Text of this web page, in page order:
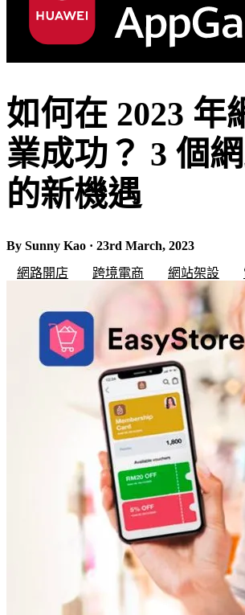
如何在 2023 年
業成功？ 3 個
的新機遇
By Sunny Kao · 23rd March, 2023
網路開店
跨境電商 網站架設